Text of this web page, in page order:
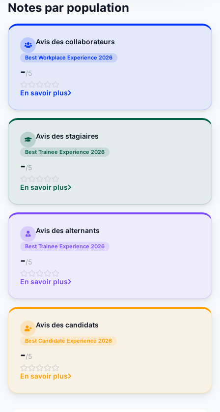
Notes par population
Avis des collaborateurs
Best Workplace Experience 2026
-/5
En savoir plus
Avis des stagiaires
Best Trainee Experience 2026
-/5
En savoir plus
Avis des alternants
Best Trainee Experience 2026
-/5
En savoir plus
Avis des candidats
Best Candidate Experience 2026
-/5
En savoir plus